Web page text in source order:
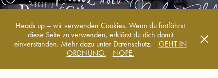
Heads up – wir verwenden Cookies. Wenn du fortfährst
diese Seite zu verwenden, erklärst du dich damit
einverstanden. Mehr dazu unter Datenschutz.
GEHT IN
ORDNUNG.
NOPE.